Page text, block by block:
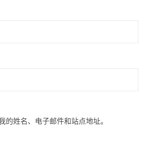
的姓名、电子邮件和站点地址。